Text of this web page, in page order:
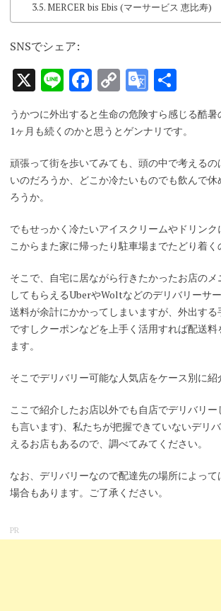
MERCER bis Ebis (マーサービス 恵比寿)
SNSでシェア:
X LineFacebook
Copy
Link
Google
共
有
うかつに外出すると生命の危険すら感じる酷暑
1ヶ月も続くのかと思うとゲンナリです。
頑張って街を歩いてみても、頭の中で考えるの
いのだろうか、どこか冷たいものでも飲んで
ろうか。
でもせっかく冷たいアイスクリームやドリン
こからまた家に帰ったり駐車場までたどり着く
そこで、自宅に居ながら行きたかったお店の
してもらえるUberやWoltなどのデリバリーサ
送料が余計にかかってしまいますが、外出す
ですしクーポンなどを上手く活用すれば配送料
ます。
そこでデリバリー可能な人気店をケース別に紹
ここで紹介したお店以外でも自店でデリバリー
も言います)、私たちが把握できていないデリ
えるお店もあるので、調べてみてください。
なお、デリバリーなので配達先の場所によっ
場合もあります。ご了承ください。
PR